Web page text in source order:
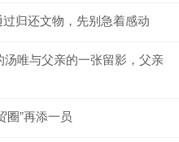
归还文物，先别急着感动
唯与父亲的一张留影，父亲
圈”再添一员